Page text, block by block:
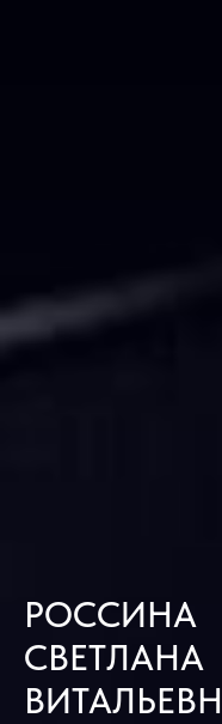
РОССИНА
СВЕТЛАНА